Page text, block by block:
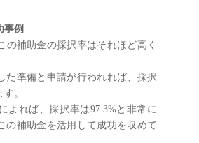
事例
の補助金の採択率はそれほど高く
た準備と申請が行われれば、採択
。
よれば、採択率は97.3%と非常に
の補助金を活用して成功を収めて